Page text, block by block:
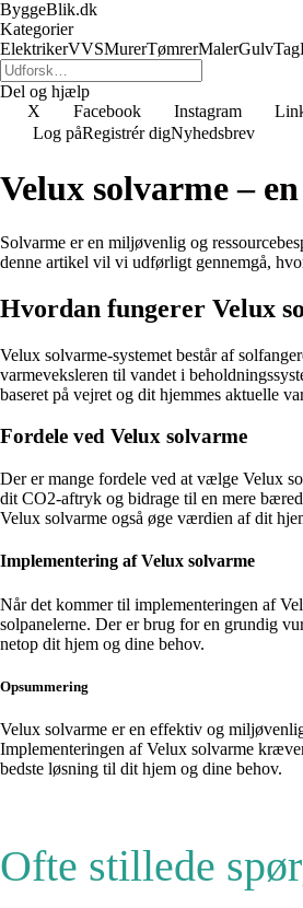
ByggeBlik.dk
Kategorier
ElektrikerVVSMurerTømrerMalerGulvTag
Del og hjælp
X
Facebook Instagram
Log påRegistrér digNyhedsbrev
Velux solvarme –
Solvarme er en miljøvenlig og
denne artikel vil vi udførligt gennemgå,
Hvordan fungerer Velux
Velux solvarme-systemet består af
varmeveksleren til vandet i
baseret på vejret og dit hjemmes aktuelle
Fordele ved Velux solvarme
Der er mange fordele ved at vælge Velux
dit CO2-aftryk og bidrage til en mere
Velux solvarme også øge værdien af dit
Implementering af Velux solvarme
Når det kommer til implementeringen af
solpanelerne. Der er brug for en grundig
netop dit hjem og dine behov.
Opsummering
Velux solvarme er en effektiv og
Implementeringen af Velux solvarme
bedste løsning til dit hjem og dine behov.
Ofte stillede